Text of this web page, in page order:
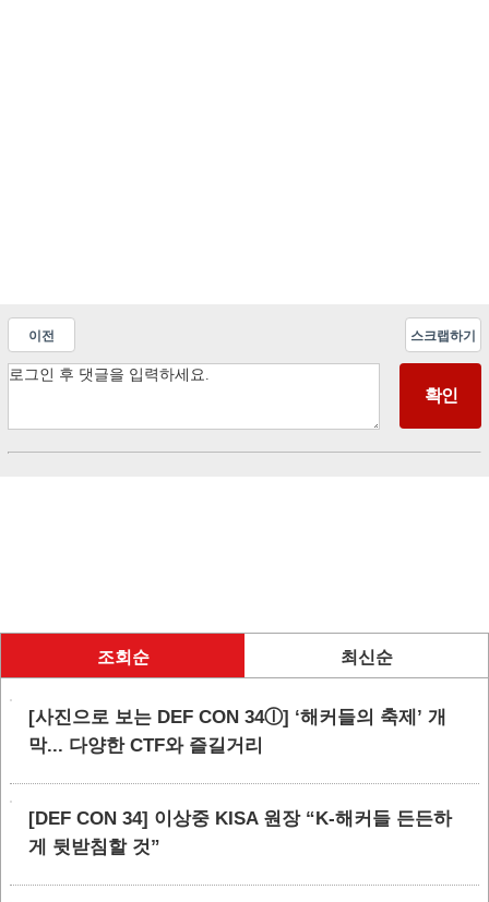
이전 스크랩하기
조회순 최신순
[사진으로 보는 DEF CON 34ⓛ] ‘해커들의 축제’ 개
막... 다양한 CTF와 즐길거리
[DEF CON 34] 이상중 KISA 원장 “K-해커들 든든하
게 뒷받침할 것”